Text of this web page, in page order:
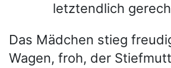
letztendlich
Das Mädchen stieg
Wagen, froh, der